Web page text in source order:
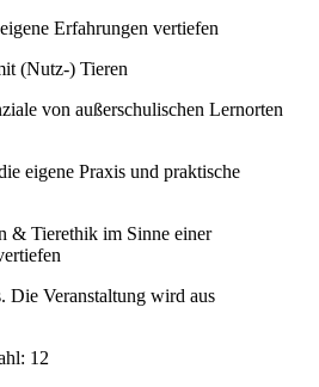
Erfahrungen vertiefen
(Nutz-) Tieren
von außerschulischen Lernorten
eigene Praxis und praktische
& Tierethik im Sinne einer
Die Veranstaltung wird aus
12